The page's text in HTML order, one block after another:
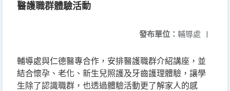
醫護職群體驗活動
發布單位： 輔導處 |
輔導處與仁德醫專合作，安排醫護職群介紹講座，並
結合懷孕、老化、新生兒照護及牙齒護理體驗，讓學
生除了認識職群，也透過體驗活動更了解家人的感